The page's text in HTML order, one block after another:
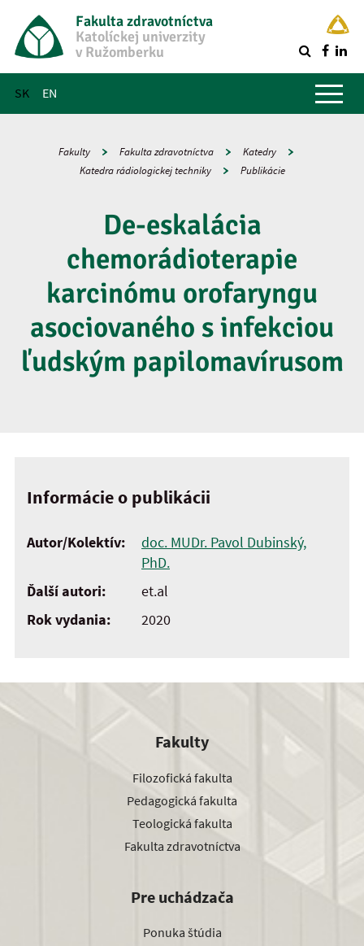
Fakulta zdravotníctva
Katolíckej univerzity
v Ružomberku
SK EN
Hlavné menu
Fakulty Fakulta zdravotníctva
Katedry
Katedra rádiologickej techniky
Publikácie
De-eskalácia
chemorádioterapie
karcinómu orofaryngu
asociovaného s infekciou
ľudským papilomavírusom
Informácie o publikácii
Autor/Kolektív:
doc. MUDr. Pavol Dubinský,
PhD.
Ďalší autori:
et.al
Rok vydania:
2020
Fakulty
Filozofická fakulta
Pedagogická fakulta
Teologická fakulta
Fakulta zdravotníctva
Pre uchádzača
Ponuka štúdia